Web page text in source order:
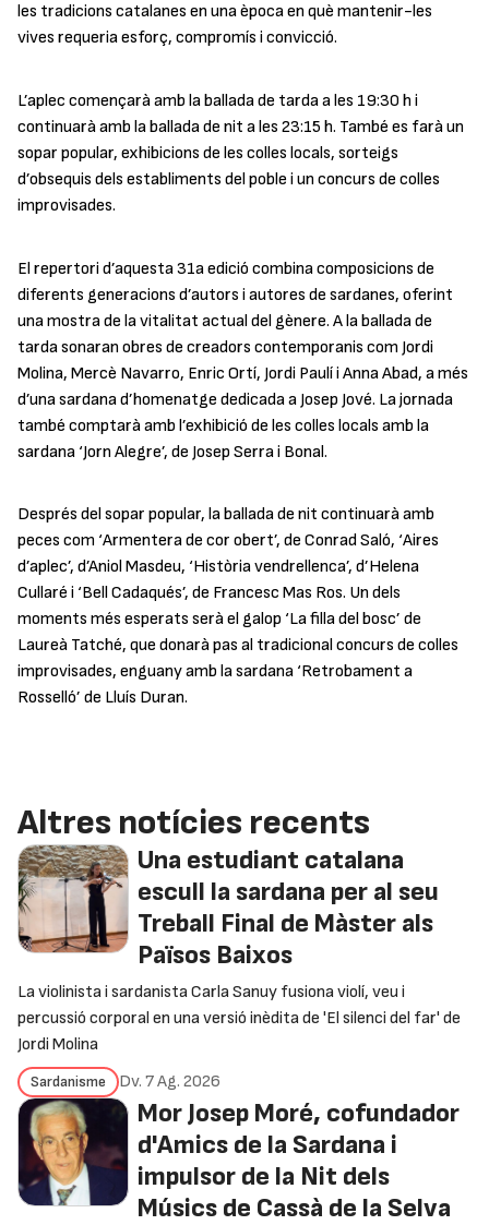
les tradicions catalanes en una època en què mantenir-les
vives requeria esforç, compromís i convicció.
L’aplec començarà amb la ballada de tarda a les 19:30 h i
continuarà amb la ballada de nit a les 23:15 h. També es farà un
sopar popular, exhibicions de les colles locals, sorteigs
d’obsequis dels establiments del poble i un concurs de colles
improvisades.
El repertori d’aquesta 31a edició combina composicions de
diferents generacions d’autors i autores de sardanes, oferint
una mostra de la vitalitat actual del gènere. A la ballada de
tarda sonaran obres de creadors contemporanis com Jordi
Molina, Mercè Navarro, Enric Ortí, Jordi Paulí i Anna Abad, a més
d’una sardana d’homenatge dedicada a Josep Jové. La jornada
també comptarà amb l’exhibició de les colles locals amb la
sardana ‘Jorn Alegre’, de Josep Serra i Bonal.
Després del sopar popular, la ballada de nit continuarà amb
peces com ‘Armentera de cor obert’, de Conrad Saló, ‘Aires
d’aplec’, d’Aniol Masdeu, ‘Història vendrellenca’, d’Helena
Cullaré i ‘Bell Cadaqués’, de Francesc Mas Ros. Un dels
moments més esperats serà el galop ‘La filla del bosc’ de
Laureà Tatché, que donarà pas al tradicional concurs de colles
improvisades, enguany amb la sardana ‘Retrobament a
Rosselló’ de Lluís Duran.
Altres notícies recents
Una estudiant catalana
escull la sardana per al seu
Treball Final de Màster als
Països Baixos
La violinista i sardanista Carla Sanuy fusiona violí, veu i
percussió corporal en una versió inèdita de 'El silenci del far' de
Jordi Molina
Sardanisme Dv. 7 Ag. 2026
Mor Josep Moré, cofundador
d'Amics de la Sardana i
impulsor de la Nit dels
Músics de Cassà de la Selva